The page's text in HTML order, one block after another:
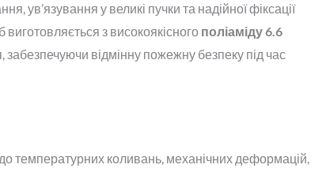
ув’язування у великі пучки та надійної фіксації
виготовляється з високоякісного поліаміду 6.6
забезпечуючи відмінну пожежну безпеку під час
до температурних коливань, механічних деформацій,